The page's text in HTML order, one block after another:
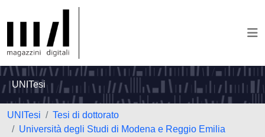
UNITesi
UNITesi
Tesi di dottorato
Università degli Studi di Modena e Reggio Emilia